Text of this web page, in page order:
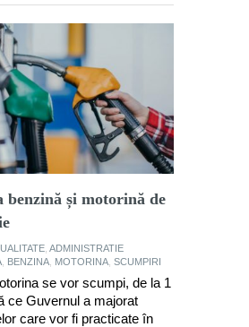
benzină și motorină de
ADMINISTRATIE
BENZINA MOTORINA SCUMPIRI
se vor scumpi, de la 1
ce Guvernul a majorat
care vor fi practicate în